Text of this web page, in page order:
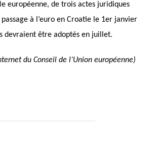
européenne, de trois actes juridiques
passage à l’euro en Croatie le 1er janvier
devraient être adoptés en juillet.
du Conseil de l’Union européenne)